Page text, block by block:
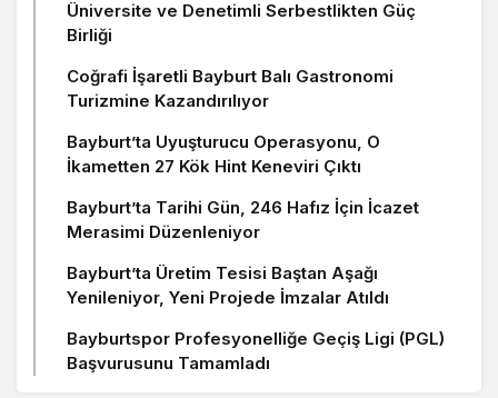
Üniversite ve Denetimli Serbestlikten Güç
Birliği
Coğrafi İşaretli Bayburt Balı Gastronomi
Turizmine Kazandırılıyor
Bayburt’ta Uyuşturucu Operasyonu, O
İkametten 27 Kök Hint Keneviri Çıktı
Bayburt’ta Tarihi Gün, 246 Hafız İçin İcazet
Merasimi Düzenleniyor
Bayburt’ta Üretim Tesisi Baştan Aşağı
Yenileniyor, Yeni Projede İmzalar Atıldı
Bayburtspor Profesyonelliğe Geçiş Ligi (PGL)
Başvurusunu Tamamladı